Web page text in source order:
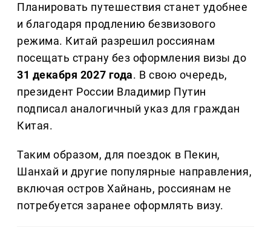
Планировать путешествия станет удобнее
и благодаря продлению безвизового
режима. Китай разрешил россиянам
посещать страну без оформления визы до
31 декабря 2027 года. В свою очередь,
президент России Владимир Путин
подписал аналогичный указ для граждан
Китая.
Таким образом, для поездок в Пекин,
Шанхай и другие популярные направления,
включая остров Хайнань, россиянам не
потребуется заранее оформлять визу.